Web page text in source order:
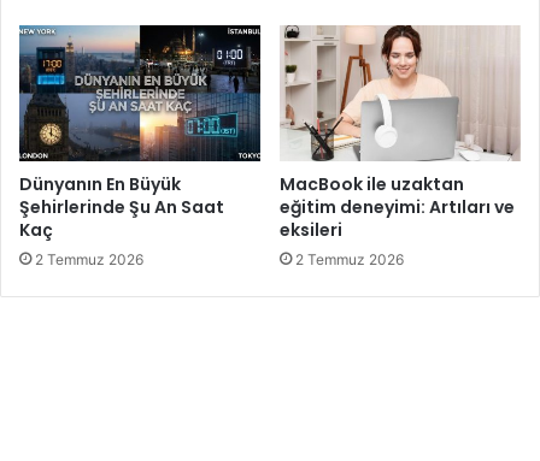
Dünyanın En Büyük
Şehirlerinde Şu An Saat
Kaç
2 Temmuz 2026
MacBook ile uzaktan
eğitim deneyimi: Artıları ve
eksileri
2 Temmuz 2026